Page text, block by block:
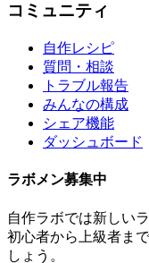
コミュニティ
自作レシピ
質問・相談
トラブル報告
みんなの構成
シェア機能
ダッシュボード
ラボメン募集中
自作ラボでは新しい
初心者から上級者ま
しょう。